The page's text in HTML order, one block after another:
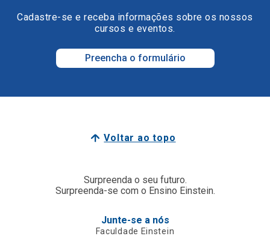
Cadastre-se e receba informações sobre os nossos
cursos e eventos.
Preencha o formulário
Voltar ao topo
Surpreenda o seu futuro.
Surpreenda-se com o Ensino Einstein.
Junte-se a nós
Faculdade Einstein